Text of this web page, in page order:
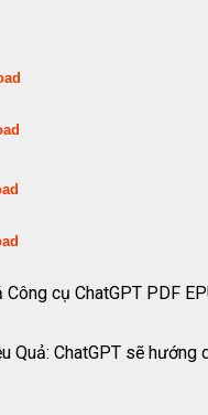
cụ ChatGPT PDF
Quả: ChatGPT sẽ